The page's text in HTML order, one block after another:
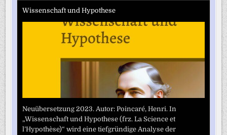
Wissenschaft und Hypothese
Neuübersetzung 2023. Autor: Poincaré, Henri. In
„Wissenschaft und Hypothese (frz. La Science et
l’Hypothèse)“ wird eine tiefgründige Analyse der